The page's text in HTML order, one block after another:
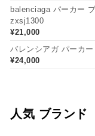
balenciaga パーカー
zxsj1300
¥21,000
バレンシアガ パーカ
¥24,000
人気 ブランド